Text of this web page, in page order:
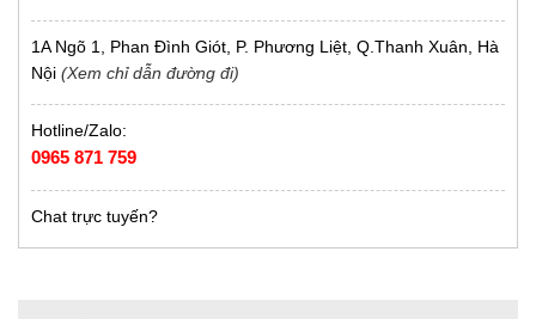
1A Ngõ 1, Phan Đình Giót, P. Phương Liệt, Q.Thanh Xuân, Hà
Nội (Xem chỉ dẫn đường đi)
Hotline/Zalo:
0965 871 759
Chat trực tuyến?